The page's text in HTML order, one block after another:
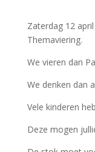
Zaterdag 12
Themaviering.
We vieren dan
We denken dan
Vele kinderen
Deze mogen